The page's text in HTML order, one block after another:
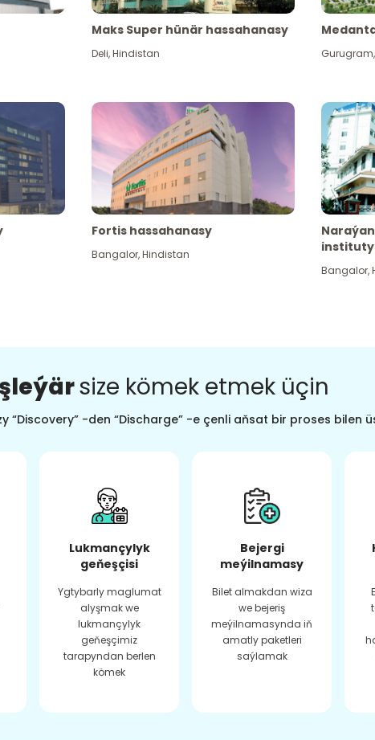
Maks Super hünär hassahanasy
Deli,Hindistan Gurugram
Fortis hassahanasy
Bangalor,Hindistan
instituty
Bangalor,
size kömek etmek üçin
“Discovery” -den “Discharge” -e çenli aňsat bir proses
Lukmançylyk
geňeşçisi
Ygtybarly maglumat
alyşmak we
lukmançylyk
geňeşçimiz
tarapyndan berlen
kömek
Bejergi
meýilnamasy
Bilet almakdan wiza
we bejeriş
meýilnamasynda iň
amatly paketleri
saýlamak